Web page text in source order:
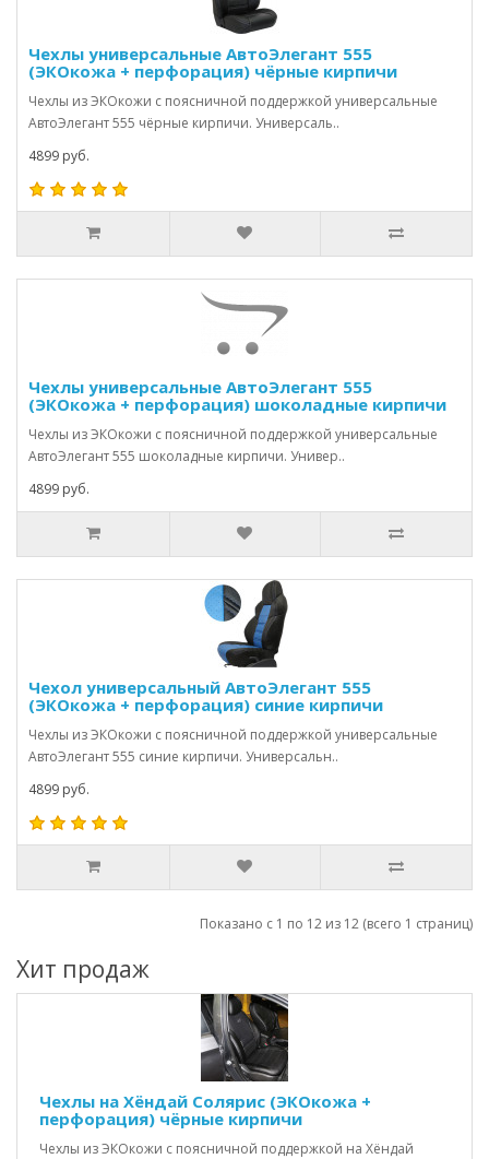
Чехлы универсальные АвтоЭлегант 555
(ЭКОкожа + перфорация) чёрные кирпичи
Чехлы из ЭКОкожи с поясничной поддержкой универсальные
АвтоЭлегант 555 чёрные кирпичи. Универсаль..
4899 руб.
Чехлы универсальные АвтоЭлегант 555
(ЭКОкожа + перфорация) шоколадные кирпичи
Чехлы из ЭКОкожи с поясничной поддержкой универсальные
АвтоЭлегант 555 шоколадные кирпичи. Универ..
4899 руб.
Чехол универсальный АвтоЭлегант 555
(ЭКОкожа + перфорация) синие кирпичи
Чехлы из ЭКОкожи с поясничной поддержкой универсальные
АвтоЭлегант 555 синие кирпичи. Универсальн..
4899 руб.
Показано с 1 по 12 из 12 (всего 1 страниц)
Хит продаж
Чехлы на Хёндай Солярис (ЭКОкожа +
перфорация) чёрные кирпичи
Чехлы из ЭКОкожи с поясничной поддержкой на Хёндай